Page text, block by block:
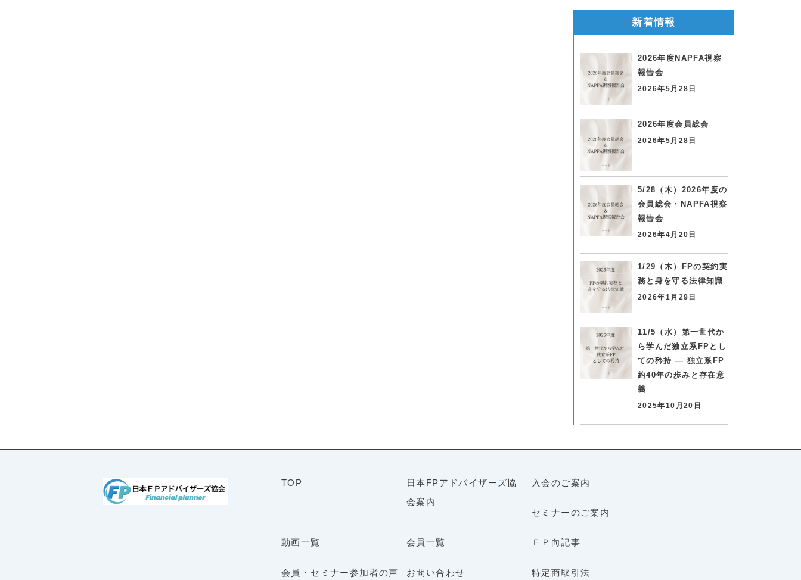
新着情報
2026年度NAPFA視察
報告会
2026年5月28日
2026年度会員総会
2026年5月28日
5/28（木）2026年度の
会員総会・NAPFA視察
報告会
2026年4月20日
1/29（木）FPの契約実
務と身を守る法律知識
2026年1月29日
11/5（水）第一世代か
ら学んだ独立系FPとし
ての矜持 ― 独立系FP
約40年の歩みと存在意
義
2025年10月20日
TOP
日本FPアドバイザーズ協
会案内
入会のご案内
セミナーのご案内
動画一覧 会員一覧 ＦＰ向記事
会員・セミナー参加者の声 お問い合わせ 特定商取引法